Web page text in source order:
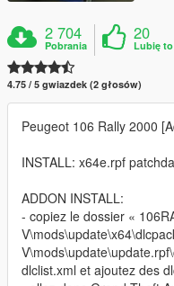
2 704
Pobrania
20
Lubię to
4.75 / 5 gwiazdek (2 głosów)
Peugeot 106 Rally 2000
INSTALL: x64e.rpf
ADDON INSTALL:
- copiez le dossier «
dlclist.xml et ajoutez des